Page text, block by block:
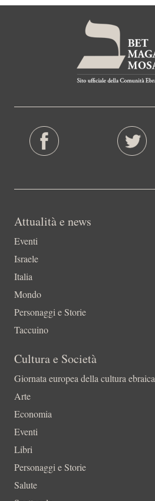
Attualità e news
Eventi
Israele
Italia
Mondo
Personaggi e Storie
Taccuino
Cultura e Società
Giornata europea della cultura ebraica
Arte
Economia
Eventi
Libri
Personaggi e Storie
Salute